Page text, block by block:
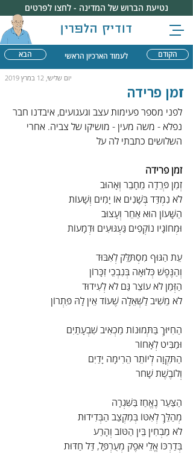
דודיק הלפרין
נטיעת הברוש של המדינה - לחצו לפרטים
הבא הקודם לעמוד הארכיון הראשי
יום שלישי, 12 במרץ 2019
זמן פרידה
לפני מספר פעימות עצב וגעגועים, איבדנו חבר
נפלא - משה מעין - מושיקו של צביה. אחרי
השלושים כתבתי לה על
זמן פרידה
זְמַן פְּרֵדָה מֵחָבֵר וְאָהוּב
לֹא נִמְדַּד בְּשָׁנִים אוֹ יָמִים וְשָׁעוֹת
הַשָּׁעוֹן הוּא אַחֵר וְעָצוּב
וּמְחוֹגָיו נוֹקְפִים גַּעְגּוּעִים וּדְמָעוֹת
עֵת הַגּוּף מִסְתַּלֵּק לְאִבּוּד
וְהַנֶּפֶשׁ כְּלוּאָה בְּנִבְכֵי זִכָּרוֹן
הַזְּמַן לֹא עוֹצֵר גַּם לֹא לְעִידוּד
לֹא מֵשִׁיב לַשְּׁאֵלָה שֶׁעוֹד אֵין לָהּ פִּתְרוֹן
הַחִיּוּךְ בַּתְּמוּנוֹת מַכְאִיב שִׁבְעָתַיִם
וּמַבִּיט לְאָחוֹר
הַתִּקְוָה לְיוֹתֵר הֵרִימָה יָדַיִם
וְלוֹבֶשֶׁת שָׁחֹר
הַצַּעַר נֶאֱחַז בַּשִּׁגְרָה
מְהַלֵּךְ לְאִטּוֹ בְּמִקְצַב הַבְּדִידוּת
לֹא מַבְחִין בֵּין הַטּוֹב וְהָרַע
בְּדַרְכּוֹ אֱלֵי אֹפֶק מְעֻרְפָּל, דַּל חַדּוּת